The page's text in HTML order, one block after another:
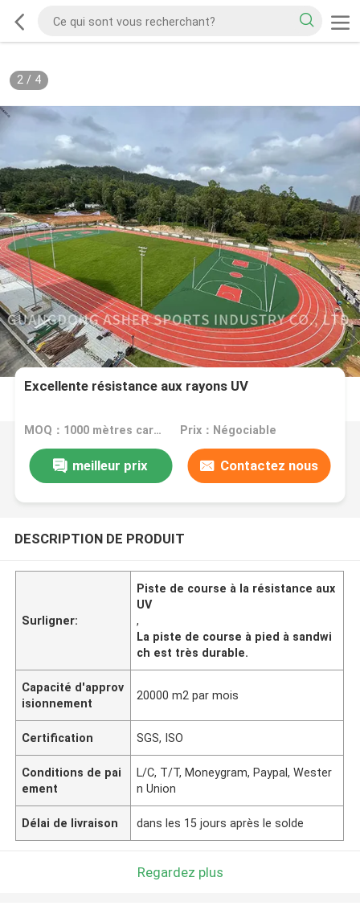
2/ 4
Excellente résistance aux rayons UV
MOQ：1000 mètres carrés Prix：Négociable
meilleur prix Contactez nous
DESCRIPTION DE PRODUIT
Surligner:
Piste de course à la résistance aux
UV
,
La piste de course à pied à sandwi
ch est très durable.
Capacité d'approv
isionnement
20000 m2 par mois
Certification SGS, ISO
Conditions de pai
ement
L/C, T/T, Moneygram, Paypal, Wester
n Union
Délai de livraison dans les 15 jours après le solde
Regardez plus